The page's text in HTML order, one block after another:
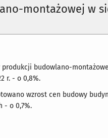
montażowej w
produkcji budowlano-
r. - o 0,8%.
wzrost cen budowy
- o 0,7%.